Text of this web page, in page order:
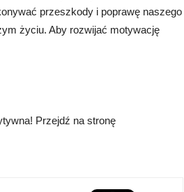
przeszkody i poprawę naszego
życiu. Aby rozwijać motywację
Przejdź na stronę